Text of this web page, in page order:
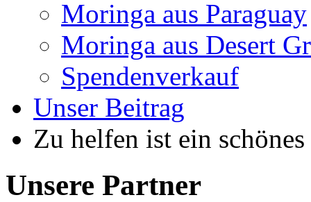
Moringa aus Paraguay
Moringa aus Desert
Spendenverkauf
Unser Beitrag
Zu helfen ist ein
Unsere Partner